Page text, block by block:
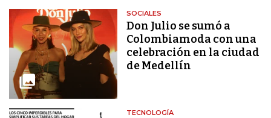
SOCIALES
Don Julio se sumó a
Colombiamoda con una
celebración en la ciudad
de Medellín
TECNOLOGÍA